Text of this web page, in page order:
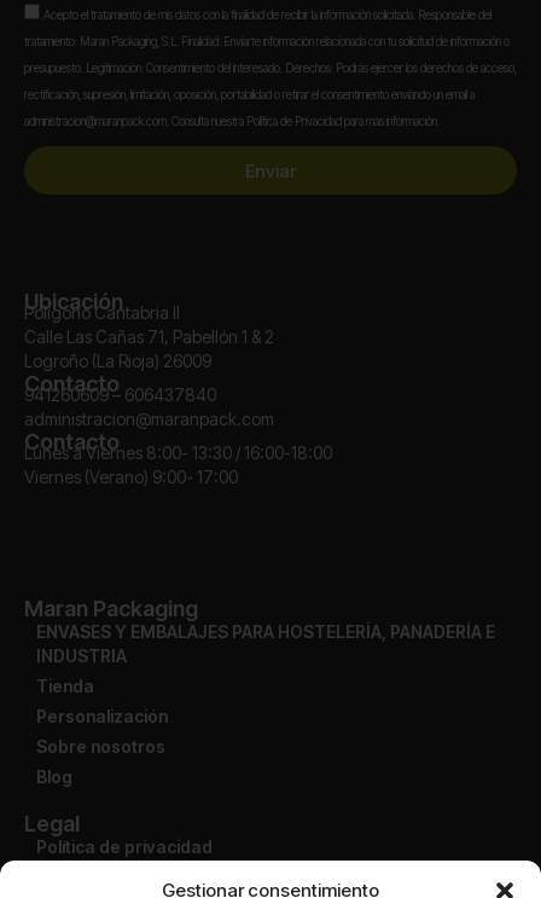
Gestionar consentimiento
Aceptación
Acepto el tratamiento de mis datos con la finalidad de recibir la información solicitada. Responsable del
tratamiento: Maran Packaging, S.L. Finalidad: Enviarte información relacionada con tu solicitud de información o
presupuesto. Legitimación: Consentimiento del interesado. Derechos: Podrás ejercer los derechos de acceso,
rectificación, supresión, limitación, oposición, portabilidad o retirar el consentimiento enviando un email a
administracion@maranpack.com. Consulta nuestra Política de Privacidad para más información.
Enviar
Ubicación
Polígono Cantabria II
Calle Las Cañas 71, Pabellón 1 & 2
Logroño (La Rioja) 26009
Contacto
941260609 – 606437840
administracion@maranpack.com
Contacto
Lunes a Viernes 8:00- 13:30 / 16:00-18:00
Viernes (Verano) 9:00- 17:00
Maran Packaging
ENVASES Y EMBALAJES PARA HOSTELERÍA, PANADERÍA E
INDUSTRIA
Tienda
Personalización
Sobre nosotros
Blog
Legal
Política de privacidad